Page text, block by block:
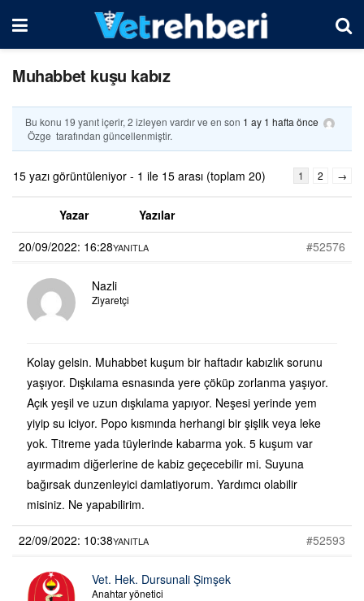
Muhabbet kuşu kabız
Bu konu 19 yanıt içerir, 2 izleyen vardır ve en son 1 ay 1 hafta önce
Özge tarafından güncellenmiştir.
15 yazı görüntüleniyor - 1 ile 15 arası (toplam 20) 1 2 →
Yazar
Yazılar
20/09/2022: 16:28
#52576
YANITLA
Nazli
Ziyaretçi
Kolay gelsin. Muhabbet kuşum bir haftadır kabızlık sorunu
yaşıyor. Dışkılama esnasında yere çöküp zorlanma yaşıyor.
Açık yeşil ve uzun dışkılama yapıyor. Neşesi yerinde yem
yiyip su iciyor. Popo kısmında herhangi bir şişlik veya leke
yok. Titreme yada tüylerinde kabarma yok. 5 kuşum var
ayırmadım diğerlerine de kabiz geçecebilir mi. Suyuna
bağırsak dunzenleyici damlatiyorum. Yardımcı olabilir
misiniz. Ne yapabilirim.
22/09/2022: 10:38 #52593
YANITLA
Vet. Hek. Dursunali Şimşek
Anahtar yönetici